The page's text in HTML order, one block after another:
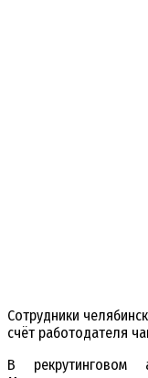
Сотрудники
счёт работодателя
В рекрутинговом